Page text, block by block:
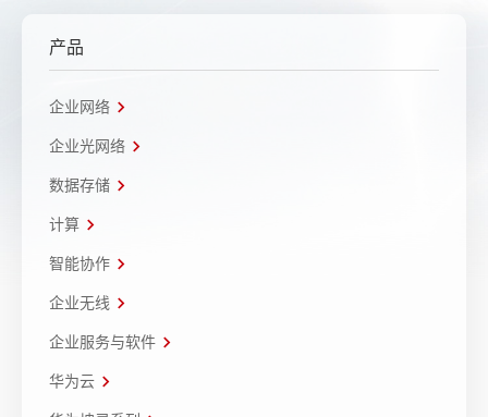
产品
企业网络
企业光网络
数据存储
计算
智能协作
企业无线
企业服务与软件
华为云